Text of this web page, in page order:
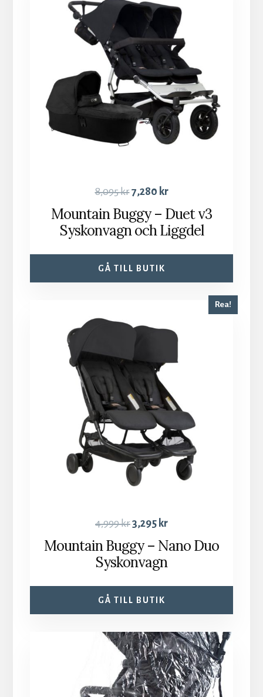
8,095kr7,280 kr
Mountain Buggy – Duet v3
Syskonvagn och Liggdel
GÅ TILL BUTIK
Rea!
4,999kr3,295 kr
Mountain Buggy – Nano Duo
Syskonvagn
GÅ TILL BUTIK